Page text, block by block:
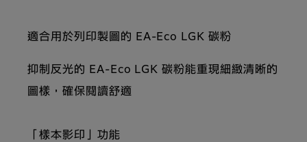
適合用於列印製圖的 EA-Eco LGK 碳粉
抑制反光的 EA-Eco LGK 碳粉能重現細緻清晰的
圖樣，確保閱讀舒適
「樣本影印」功能